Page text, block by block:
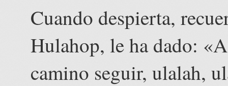
Cuando despierta,
Hulahop, le ha dado:
camino seguir, ulalah,